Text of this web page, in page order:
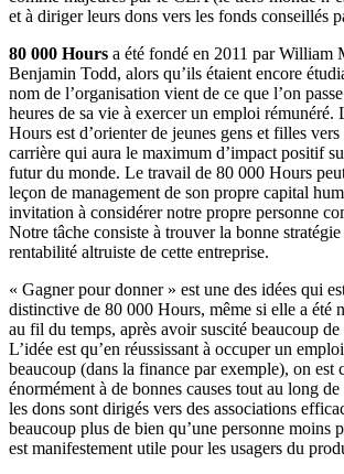
et à diriger leurs dons vers les fonds conseillés
80 000 Hours a été fondé en 2011 par William
Benjamin Todd, alors qu’ils étaient encore
nom de l’organisation vient de ce que l’on
heures de sa vie à exercer un emploi rémunéré.
Hours est d’orienter de jeunes gens et filles
carrière qui aura le maximum d’impact positif
futur du monde. Le travail de 80 000 Hours
leçon de management de son propre capital
invitation à considérer notre propre personne
Notre tâche consiste à trouver la bonne
rentabilité altruiste de cette entreprise.
« Gagner pour donner » est une des idées qui
distinctive de 80 000 Hours, même si elle a été
au fil du temps, après avoir suscité beaucoup
L’idée est qu’en réussissant à occuper un
beaucoup (dans la finance par exemple), on est
énormément à de bonnes causes tout au long
les dons sont dirigés vers des associations
beaucoup plus de bien qu’une personne moins
est manifestement utile pour les usagers du